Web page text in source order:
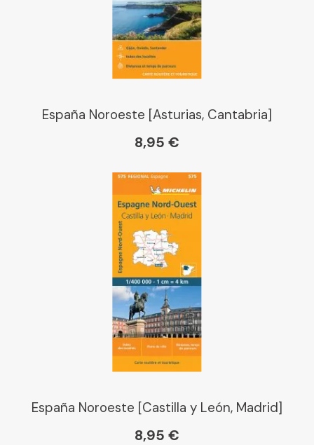
España Noroeste [Asturias, Cantabria]
8,95 €
España Noroeste [Castilla y León, Madrid]
8,95 €